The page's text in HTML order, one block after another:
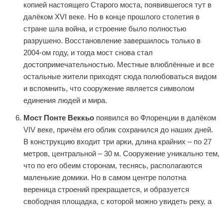
копией настоящего Старого моста, появившегося тут в
далёком XVI веке. Но в конце прошлого столетия в
стране шла война, и строение было полностью
разрушено. Восстановление завершилось только в
2004-ом году, и тогда мост снова стал
достопримечательностью. Местные влюблённые и все
остальные жители приходят сюда полюбоваться видом
и вспомнить, что сооружение является символом
единения людей и мира.
Мост Понте Веккьо появился во Флоренции в далёком
VIV веке, причём его облик сохранился до наших дней.
В конструкцию входит три арки, длина крайних – по 27
метров, центральной – 30 м. Сооружение уникально тем,
что по его обеим сторонам, теснясь, располагаются
маленькие домики. Но в самом центре полотна
вереница строений прекращается, и образуется
свободная площадка, с которой можно увидеть реку, а